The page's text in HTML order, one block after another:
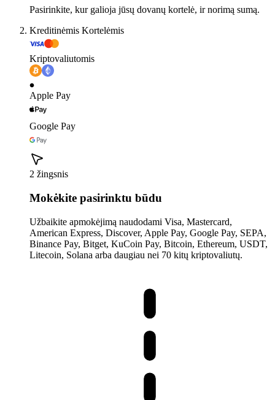
Pasirinkite, kur galioja jūsų dovanų kortelė, ir norimą sumą.
Kreditinėmis Kortelėmis
Kriptovaliutomis
Apple Pay
Google Pay
2 žingsnis
Mokėkite pasirinktu būdu
Užbaikite apmokėjimą naudodami Visa, Mastercard,
American Express, Discover, Apple Pay, Google Pay, SEPA,
Binance Pay, Bitget, KuCoin Pay, Bitcoin, Ethereum, USDT,
Litecoin, Solana arba daugiau nei 70 kitų kriptovaliutų.